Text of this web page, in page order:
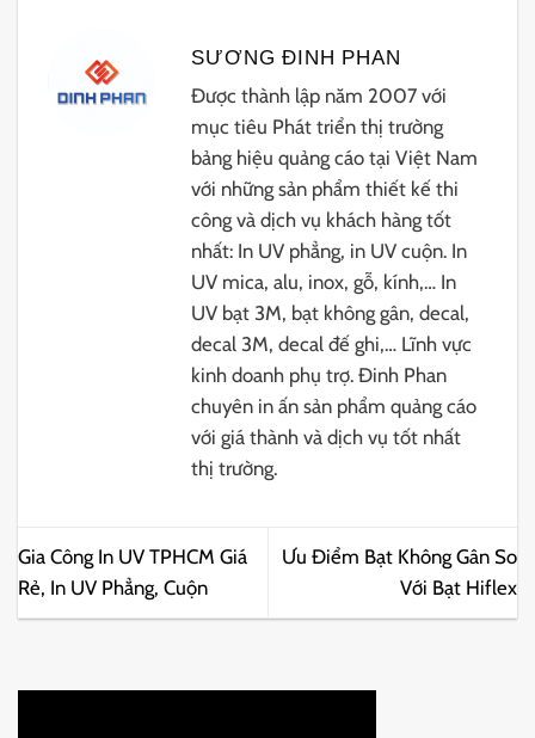
SƯƠNG ĐINH PHAN
Được thành lập năm 2007 với
mục tiêu Phát triển thị trường
bảng hiệu quảng cáo tại Việt Nam
với những sản phẩm thiết kế thi
công và dịch vụ khách hàng tốt
nhất: In UV phẳng, in UV cuộn. In
UV mica, alu, inox, gỗ, kính,… In
UV bạt 3M, bạt không gân, decal,
decal 3M, decal đế ghi,… Lĩnh vực
kinh doanh phụ trợ. Đinh Phan
chuyên in ấn sản phẩm quảng cáo
với giá thành và dịch vụ tốt nhất
thị trường.
Gia Công In UV TPHCM Giá
Rẻ, In UV Phẳng, Cuộn
Ưu Điểm Bạt Không Gân So
Với Bạt Hiflex